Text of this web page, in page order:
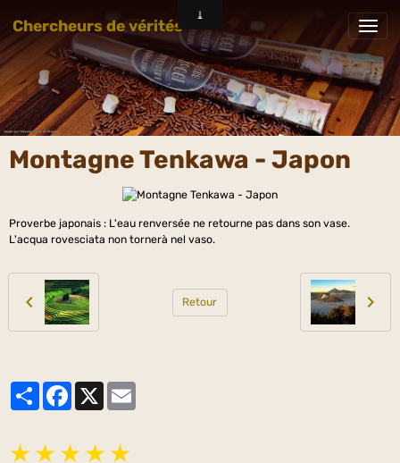
Chercheurs de vérités
Montagne Tenkawa - Japon
Proverbe japonais : L'eau renversée ne retourne pas dans son vase.
L'acqua rovesciata non tornerà nel vaso.
Retour
PartagerFacebook
★ ★ ★ ★ ★